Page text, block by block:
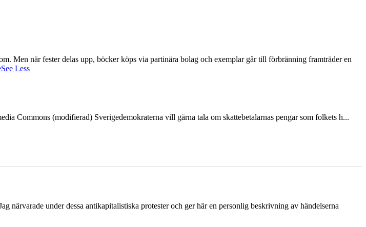
Men när fester delas upp, böcker köps via partinära bolag och exemplar går till förbränning framträder en
See Less
Commons (modifierad) Sverigedemokraterna vill gärna tala om skattebetalarnas pengar som folkets h...
under dessa antikapitalistiska protester och ger här en personlig beskrivning av händelserna